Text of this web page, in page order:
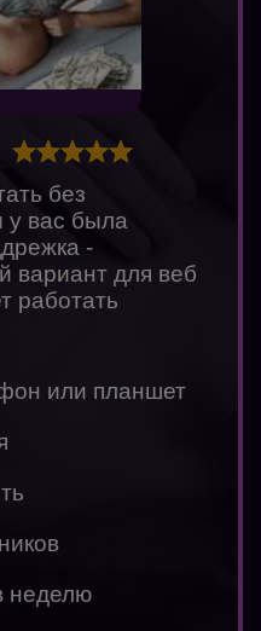
без
у вас была
-
вариант для веб
работать
или планшет
неделю